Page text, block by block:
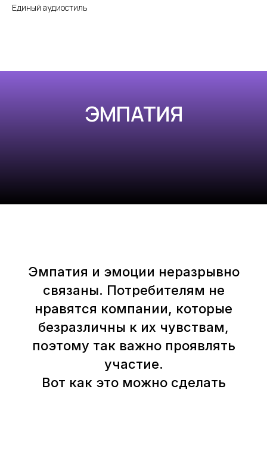
Единый аудиостиль
ЭМПАТИЯ
Эмпатия и эмоции неразрывно
связаны. Потребителям не
нравятся компании, которые
безразличны к их чувствам,
поэтому так важно проявлять
участие.
Вот как это можно сделать